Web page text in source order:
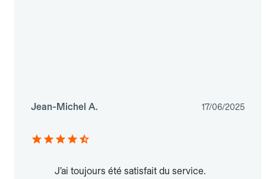
Jean-Michel A. 17/06/2025
J’ai toujours été satisfait du service.